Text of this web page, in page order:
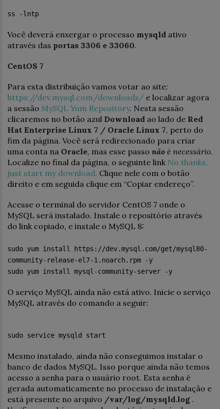
ss -lntp
Você deverá enxergar o processo mysqld ativo
através das portas 3306 e 33060.
CentOS 7
Para esta distribuição vamos votar ao site:
https://dev.mysql.com/downloads/ e localizar agora
a sessão MySQL Yum Repository. Nesta sessão
clicaremos no botão azul Download ao lado de Red
Hat Enterprise Linux 7 / Oracle Linux 7, perto do
fim da página. Você será redirecionado para criar
uma conta na Oracle, mas esse passo não é necessário.
Localize no final da página, o seguinte link No thanks,
just start my download. Clique nele com o botão
direito e em seguida clique em “Copiar endereço”.
Acesse o terminal do servidor CentOS 7 onde o
MySQL será instalado. Instale o repositório através
do link copiado, e instale o MySQL 8:
sudo yum install https://dev.mysql.com/get/mysql80-
community-release-el7-1.noarch.rpm -y
sudo yum install mysql-community-server -y
O serviço MySQL ainda não está ativo. Inicie o serviço
MySQL através do comando a seguir:
sudo service mysqld start
Mesmo instalado, ainda não conseguimos instalar o
banco de dados MySQL. Isso porque ainda não temos
acesso a senha para o usuário root. Esta senha é
gerada automaticamente no processo de instalação e
está presente no arquivo /var/log/mysqld.log .